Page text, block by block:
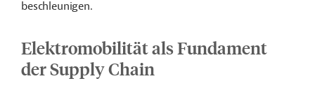
beschleunigen.
Elektromobilität als Fundament
der Supply Chain